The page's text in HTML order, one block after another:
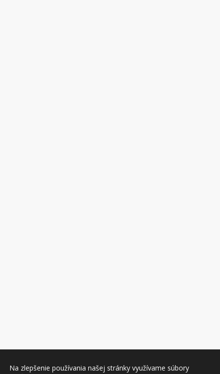
Na zlepšenie používania našej stránky využívame súbory